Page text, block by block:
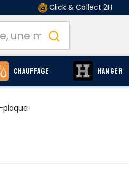
Click & Collect 2H
Chauffage HANGER
plaque